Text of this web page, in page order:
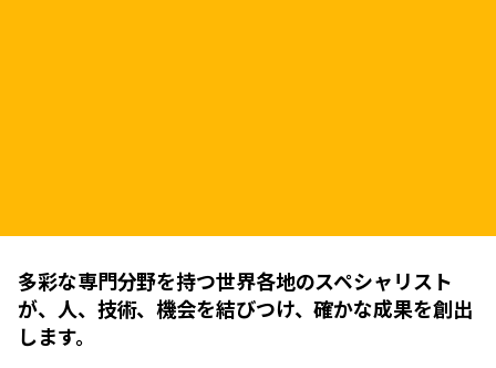
多彩な専門分野を持つ世界各地のスペシャリスト
が、人、技術、機会を結びつけ、確かな成果を創出
します。